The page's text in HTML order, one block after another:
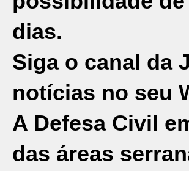
dias.
Siga o canal da
notícias no seu
A Defesa Civil
das áreas